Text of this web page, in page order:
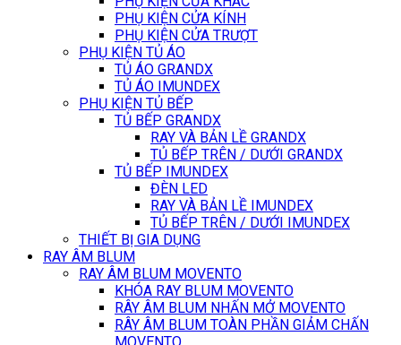
PHỤ KIỆN CỬA KÍNH
PHỤ KIỆN CỬA TRƯỢT
PHỤ KIỆN TỦ ÁO
TỦ ÁO GRANDX
TỦ ÁO IMUNDEX
PHỤ KIỆN TỦ BẾP
TỦ BẾP GRANDX
RAY VÀ BẢN LỀ GRANDX
TỦ BẾP TRÊN / DƯỚI GRANDX
TỦ BẾP IMUNDEX
ĐÈN LED
RAY VÀ BẢN LỀ IMUNDEX
TỦ BẾP TRÊN / DƯỚI IMUNDEX
THIẾT BỊ GIA DỤNG
RAY ÂM BLUM
RAY ÂM BLUM MOVENTO
KHÓA RAY BLUM MOVENTO
RÂY ÂM BLUM NHẤN MỞ MOVENTO
RÂY ÂM BLUM TOÀN PHẦN GIẢM CHẤN